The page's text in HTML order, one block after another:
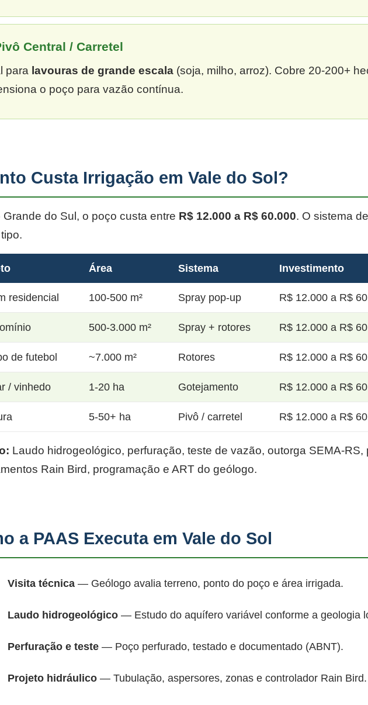
Central / Carretel
para lavouras de grande escala (soja, milho, arroz). Cobre 20-200+
o poço para vazão contínua.
Custa Irrigação em Vale do Sol?
Grande do Sul, o poço custa entre R$ 12.000 a R$ 60.000. O sistema
Área Sistema Investimento
residencial 100-500 m² Spray pop-up R$ 12.000 a R$
500-3.000 m² Spray + rotores R$ 12.000 a R$
de futebol ~7.000 m² Rotores R$ 12.000 a R$
/ vinhedo 1-20 ha Gotejamento R$ 12.000 a R$
5-50+ ha Pivô / carretel R$ 12.000 a R$
Laudo hidrogeológico, perfuração, teste de vazão, outorga SEMA-RS,
Rain Bird, programação e ART do geólogo.
a PAAS Executa em Vale do Sol
Visita técnica — Geólogo avalia terreno, ponto do poço e área irrigada.
Laudo hidrogeológico — Estudo do aquífero variável conforme a geologia
Perfuração e teste — Poço perfurado, testado e documentado (ABNT).
Projeto hidráulico — Tubulação, aspersores, zonas e controlador Rain Bird.